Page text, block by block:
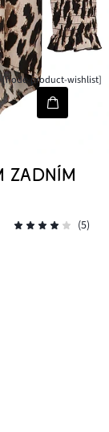
[node-product-wishlist]
ZADNÍM
(5)